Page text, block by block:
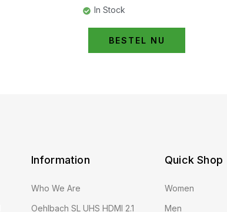
In Stock
BESTEL NU
Information
Who We Are
Oehlbach SL UHS HDMI 2.1
Quick Shop
Women
Men